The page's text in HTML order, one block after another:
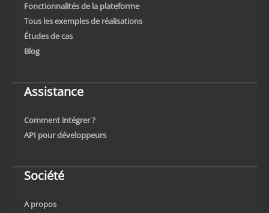
Fonctionnalités de la plateforme
Tous les exemples de réalisations
Études de cas
Blog
Assistance
Comment intégrer ?
API pour développeurs
Société
A propos